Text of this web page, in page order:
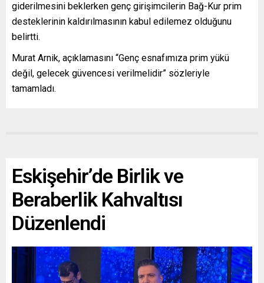
giderilmesini beklerken genç girişimcilerin Bağ-Kur prim
desteklerinin kaldırılmasının kabul edilemez olduğunu
belirtti.
Murat Arnik, açıklamasını “Genç esnafımıza prim yükü
değil, gelecek güvencesi verilmelidir” sözleriyle
tamamladı.
Eskişehir’de Birlik ve
Beraberlik Kahvaltısı
Düzenlendi